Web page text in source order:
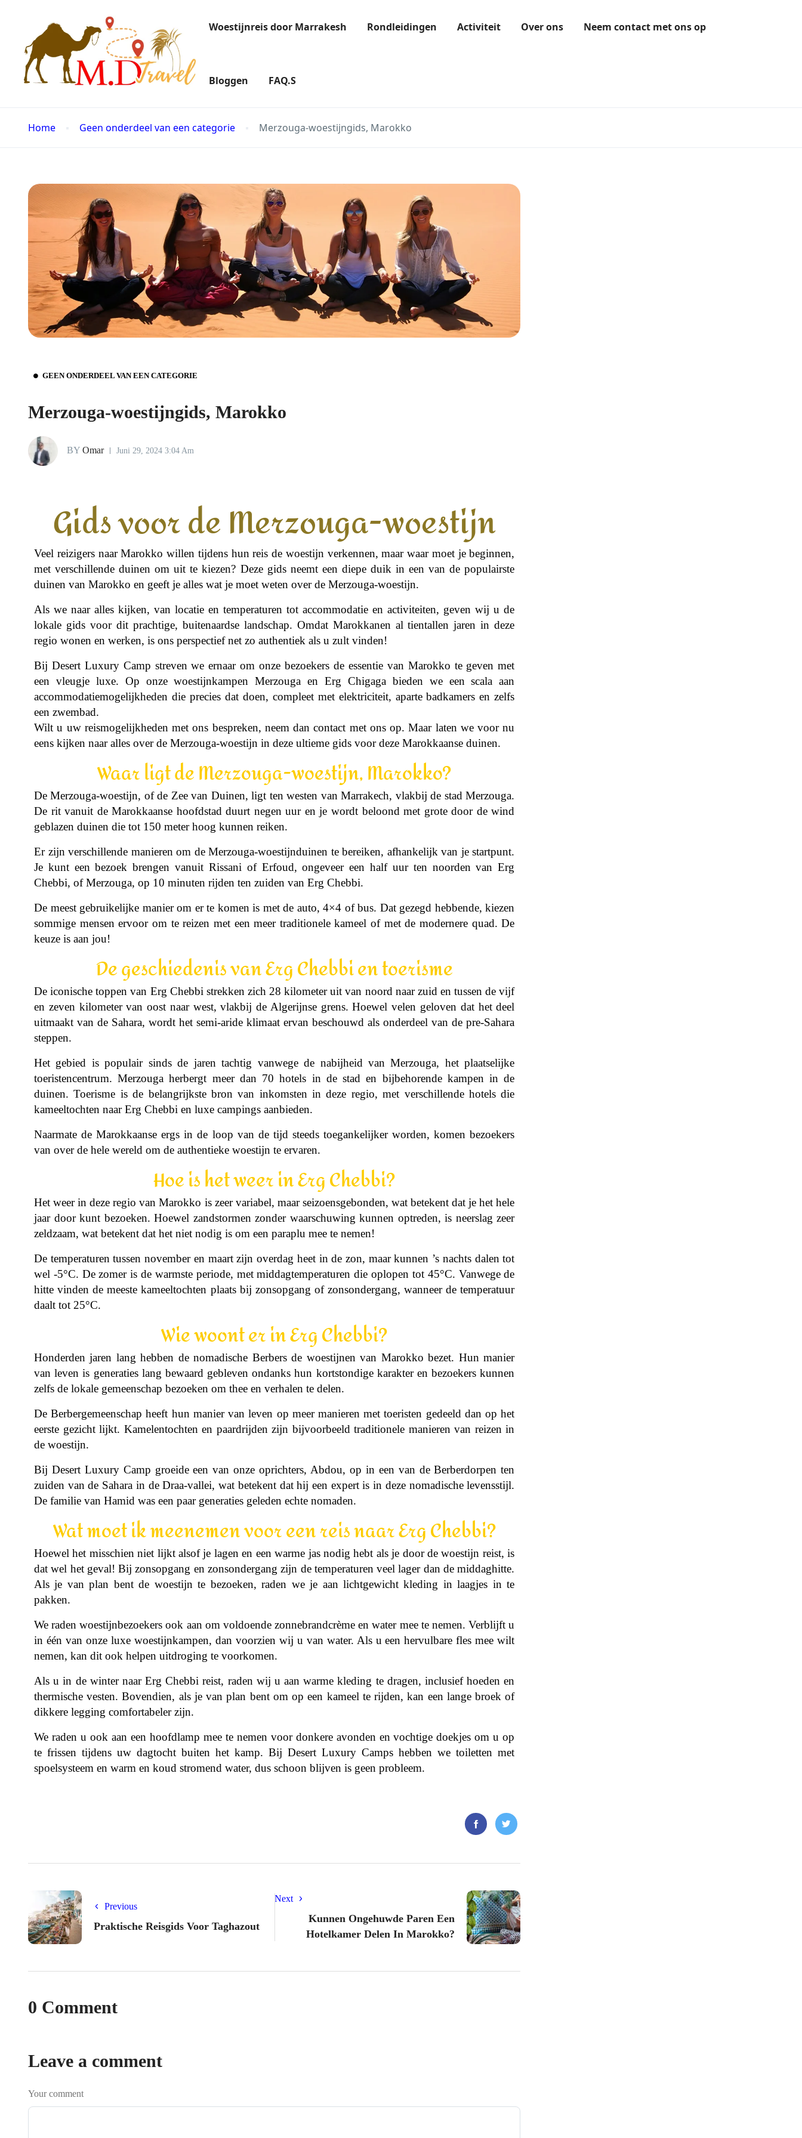
Woestijnreis door Marrakesh Rondleidingen Activiteit Over ons Neem contact met ons op
Bloggen FAQ.S
Home Geen onderdeel van een categorie Merzouga-woestijngids, Marokko
GEEN ONDERDEEL VAN EEN CATEGORIE
Merzouga-woestijngids, Marokko
BY Omar Juni 29, 2024 3:04 Am
Gids voor de Merzouga-woestijn
Veel reizigers naar Marokko willen tijdens hun reis de woestijn verkennen, maar waar moet je beginnen,
met verschillende duinen om uit te kiezen? Deze gids neemt een diepe duik in een van de populairste
duinen van Marokko en geeft je alles wat je moet weten over de Merzouga-woestijn.
Als we naar alles kijken, van locatie en temperaturen tot accommodatie en activiteiten, geven wij u de
lokale gids voor dit prachtige, buitenaardse landschap. Omdat Marokkanen al tientallen jaren in deze
regio wonen en werken, is ons perspectief net zo authentiek als u zult vinden!
Bij Desert Luxury Camp streven we ernaar om onze bezoekers de essentie van Marokko te geven met
een vleugje luxe. Op onze woestijnkampen Merzouga en Erg Chigaga bieden we een scala aan
accommodatiemogelijkheden die precies dat doen, compleet met elektriciteit, aparte badkamers en zelfs
een zwembad.
Wilt u uw reismogelijkheden met ons bespreken, neem dan contact met ons op. Maar laten we voor nu
eens kijken naar alles over de Merzouga-woestijn in deze ultieme gids voor deze Marokkaanse duinen.
Waar ligt de Merzouga-woestijn, Marokko?
De Merzouga-woestijn, of de Zee van Duinen, ligt ten westen van Marrakech, vlakbij de stad Merzouga.
De rit vanuit de Marokkaanse hoofdstad duurt negen uur en je wordt beloond met grote door de wind
geblazen duinen die tot 150 meter hoog kunnen reiken.
Er zijn verschillende manieren om de Merzouga-woestijnduinen te bereiken, afhankelijk van je startpunt.
Je kunt een bezoek brengen vanuit Rissani of Erfoud, ongeveer een half uur ten noorden van Erg
Chebbi, of Merzouga, op 10 minuten rijden ten zuiden van Erg Chebbi.
De meest gebruikelijke manier om er te komen is met de auto, 4×4 of bus. Dat gezegd hebbende, kiezen
sommige mensen ervoor om te reizen met een meer traditionele kameel of met de modernere quad. De
keuze is aan jou!
De geschiedenis van Erg Chebbi en toerisme
De iconische toppen van Erg Chebbi strekken zich 28 kilometer uit van noord naar zuid en tussen de vijf
en zeven kilometer van oost naar west, vlakbij de Algerijnse grens. Hoewel velen geloven dat het deel
uitmaakt van de Sahara, wordt het semi-aride klimaat ervan beschouwd als onderdeel van de pre-Sahara
steppen.
Het gebied is populair sinds de jaren tachtig vanwege de nabijheid van Merzouga, het plaatselijke
toeristencentrum. Merzouga herbergt meer dan 70 hotels in de stad en bijbehorende kampen in de
duinen. Toerisme is de belangrijkste bron van inkomsten in deze regio, met verschillende hotels die
kameeltochten naar Erg Chebbi en luxe campings aanbieden.
Naarmate de Marokkaanse ergs in de loop van de tijd steeds toegankelijker worden, komen bezoekers
van over de hele wereld om de authentieke woestijn te ervaren.
Hoe is het weer in Erg Chebbi?
Het weer in deze regio van Marokko is zeer variabel, maar seizoensgebonden, wat betekent dat je het hele
jaar door kunt bezoeken. Hoewel zandstormen zonder waarschuwing kunnen optreden, is neerslag zeer
zeldzaam, wat betekent dat het niet nodig is om een ​​paraplu mee te nemen!
De temperaturen tussen november en maart zijn overdag heet in de zon, maar kunnen ’s nachts dalen tot
wel -5°C. De zomer is de warmste periode, met middagtemperaturen die oplopen tot 45°C. Vanwege de
hitte vinden de meeste kameeltochten plaats bij zonsopgang of zonsondergang, wanneer de temperatuur
daalt tot 25°C.
Wie woont er in Erg Chebbi?
Honderden jaren lang hebben de nomadische Berbers de woestijnen van Marokko bezet. Hun manier
van leven is generaties lang bewaard gebleven ondanks hun kortstondige karakter en bezoekers kunnen
zelfs de lokale gemeenschap bezoeken om thee en verhalen te delen.
De Berbergemeenschap heeft hun manier van leven op meer manieren met toeristen gedeeld dan op het
eerste gezicht lijkt. Kamelentochten en paardrijden zijn bijvoorbeeld traditionele manieren van reizen in
de woestijn.
Bij Desert Luxury Camp groeide een van onze oprichters, Abdou, op in een van de Berberdorpen ten
zuiden van de Sahara in de Draa-vallei, wat betekent dat hij een expert is in deze nomadische levensstijl.
De familie van Hamid was een paar generaties geleden echte nomaden.
Wat moet ik meenemen voor een reis naar Erg Chebbi?
Hoewel het misschien niet lijkt alsof je lagen en een warme jas nodig hebt als je door de woestijn reist, is
dat wel het geval! Bij zonsopgang en zonsondergang zijn de temperaturen veel lager dan de middaghitte.
Als je van plan bent de woestijn te bezoeken, raden we je aan lichtgewicht kleding in laagjes in te
pakken.
We raden woestijnbezoekers ook aan om voldoende zonnebrandcrème en water mee te nemen. Verblijft u
in één van onze luxe woestijnkampen, dan voorzien wij u van water. Als u een hervulbare fles mee wilt
nemen, kan dit ook helpen uitdroging te voorkomen.
Als u in de winter naar Erg Chebbi reist, raden wij u aan warme kleding te dragen, inclusief hoeden en
thermische vesten. Bovendien, als je van plan bent om op een kameel te rijden, kan een lange broek of
dikkere legging comfortabeler zijn.
We raden u ook aan een hoofdlamp mee te nemen voor donkere avonden en vochtige doekjes om u op
te frissen tijdens uw dagtocht buiten het kamp. Bij Desert Luxury Camps hebben we toiletten met
spoelsysteem en warm en koud stromend water, dus schoon blijven is geen probleem.
Previous
Praktische Reisgids Voor Taghazout
Next
Kunnen Ongehuwde Paren Een
Hotelkamer Delen In Marokko?
0 Comment
Leave a comment
Your comment